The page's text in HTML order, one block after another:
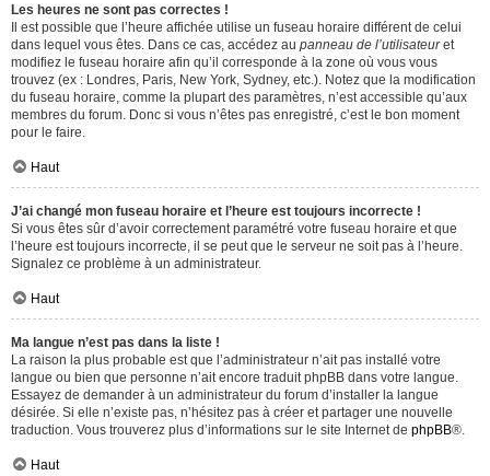
Les heures ne sont pas correctes !
Il est possible que l’heure affichée utilise un fuseau horaire différent de celui
dans lequel vous êtes. Dans ce cas, accédez au panneau de l’utilisateuret
modifiez le fuseau horaire afin qu’il corresponde à la zone où vous vous
trouvez (ex : Londres, Paris, New York, Sydney, etc.). Notez que la modification
du fuseau horaire, comme la plupart des paramètres, n’est accessible qu’aux
membres du forum. Donc si vous n’êtes pas enregistré, c’est le bon moment
pour le faire.
Haut
J’ai changé mon fuseau horaire et l’heure est toujours incorrecte !
Si vous êtes sûr d’avoir correctement paramétré votre fuseau horaire et que
l’heure est toujours incorrecte, il se peut que le serveur ne soit pas à l’heure.
Signalez ce problème à un administrateur.
Haut
Ma langue n’est pas dans la liste !
La raison la plus probable est que l’administrateur n’ait pas installé votre
langue ou bien que personne n’ait encore traduit phpBB dans votre langue.
Essayez de demander à un administrateur du forum d’installer la langue
désirée. Si elle n’existe pas, n’hésitez pas à créer et partager une nouvelle
traduction. Vous trouverez plus d’informations sur le site Internet de phpBB®.
Haut